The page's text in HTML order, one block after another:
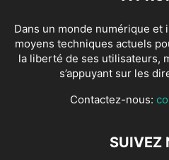
Dans un monde numérique et
moyens techniques actuels
la liberté de ses utilisateurs,
s’appuyant sur les
Contactez-nous:
SUIVEZ